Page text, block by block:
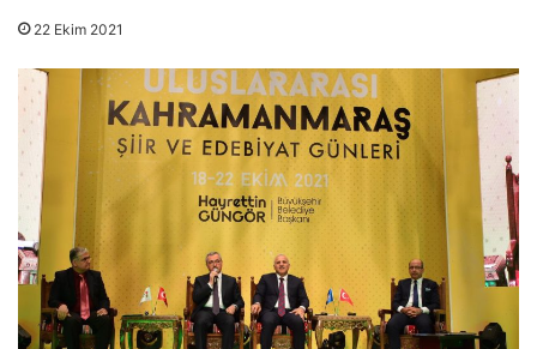
22 Ekim 2021